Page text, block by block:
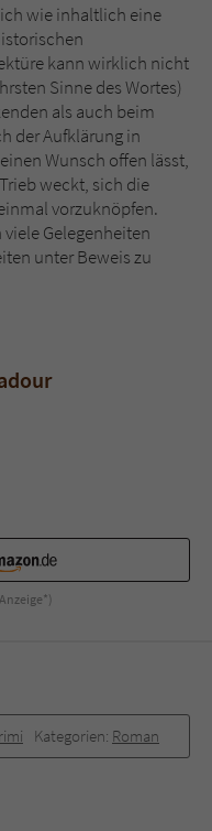
wie inhaltlich eine
kann wirklich nicht
Sinne des Wortes)
als auch beim
der Aufklärung in
Wunsch offen lässt,
weckt, sich die
vorzuknöpfen.
Gelegenheiten
unter Beweis zu
Kategorien: Roman